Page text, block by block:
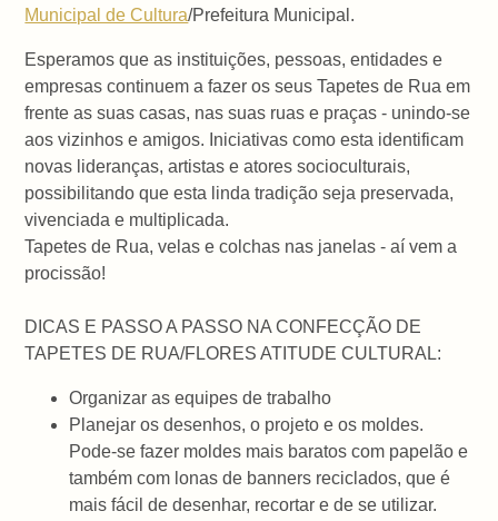
Municipal de Cultura/Prefeitura Municipal.
Esperamos que as instituições, pessoas, entidades e
empresas continuem a fazer os seus Tapetes de Rua em
frente as suas casas, nas suas ruas e praças - unindo-se
aos vizinhos e amigos. Iniciativas como esta identificam
novas lideranças, artistas e atores socioculturais,
possibilitando que esta linda tradição seja preservada,
vivenciada e multiplicada.
Tapetes de Rua, velas e colchas nas janelas - aí vem a
procissão!
DICAS E PASSO A PASSO NA CONFECÇÃO DE
TAPETES DE RUA/FLORES ATITUDE CULTURAL:
Organizar as equipes de trabalho
Planejar os desenhos, o projeto e os moldes.
Pode-se fazer moldes mais baratos com papelão e
também com lonas de banners reciclados, que é
mais fácil de desenhar, recortar e de se utilizar.